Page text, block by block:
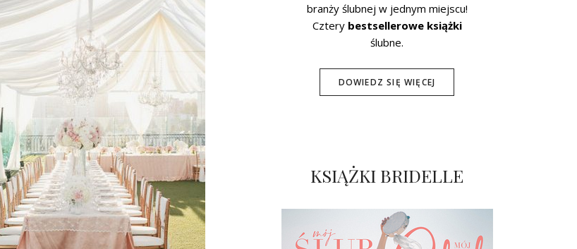
branży ślubnej w jednym miejscu!
Cztery bestsellerowe książki
ślubne.
DOWIEDZ SIĘ WIĘCEJ
KSIĄŻKI BRIDELLE